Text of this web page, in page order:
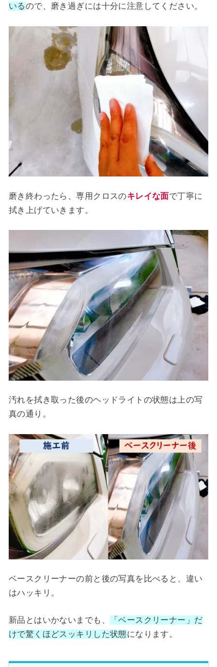
いるので、磨き過ぎには十分に注意してください。
磨き終わったら、専用クロスのキレイな面で丁寧に
拭き上げていきます。
汚れを拭き取った後のヘッドライトの状態は上の写
真の通り。
ベースクリーナーの前と後の写真を比べると、違い
はハッキリ。
新品とはいかないまでも、
「ベースクリーナー」だ
けで驚くほどスッキリした状態になります。